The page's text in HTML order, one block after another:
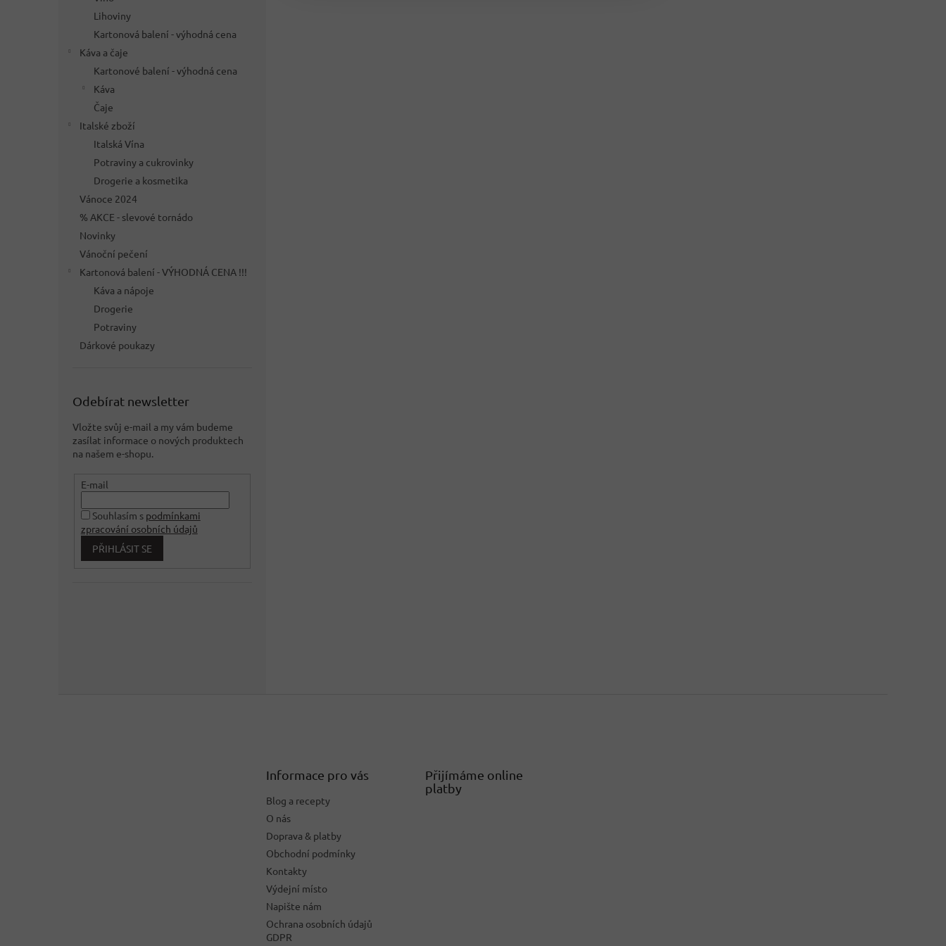
Lihoviny
Kartonová balení - výhodná cena
Káva a čaje
Kartonové balení - výhodná cena
Káva
Čaje
Italské zboží
Italská Vína
Potraviny a cukrovinky
Drogerie a kosmetika
Vánoce 2024
% AKCE - slevové tornádo
Novinky
Vánoční pečení
Kartonová balení - VÝHODNÁ CENA !!!
Káva a nápoje
Drogerie
Potraviny
Dárkové poukazy
Odebírat newsletter
Vložte svůj e-mail a my vám budeme
zasílat informace o nových produktech
na našem e-shopu.
E-mail
Souhlasím s podmínkami
zpracování osobních údajů
PŘIHLÁSIT SE
Informace pro vás
Blog a recepty
O nás
Doprava & platby
Obchodní podmínky
Kontakty
Výdejní místo
Napište nám
Ochrana osobních údajů
GDPR
Přijímáme online
platby